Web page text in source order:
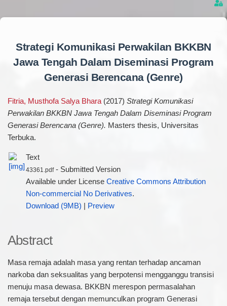
Strategi Komunikasi Perwakilan BKKBN
Jawa Tengah Dalam Diseminasi Program
Generasi Berencana (Genre)
Fitria, Musthofa Salya Bhara(2017) Strategi Komunikasi
Perwakilan BKKBN Jawa Tengah Dalam Diseminasi Program
Generasi Berencana (Genre). Masters thesis, Universitas
Terbuka.
Text
43361.pdf- Submitted Version
Available under License Creative Commons Attribution
Non-commercial No Derivatives.
Download (9MB)
Preview
Abstract
Masa remaja adalah masa yang rentan terhadap ancaman
narkoba dan seksualitas yang berpotensi mengganggu transisi
menuju masa dewasa. BKKBN merespon permasalahan
remaja tersebut dengan memunculkan program Generasi